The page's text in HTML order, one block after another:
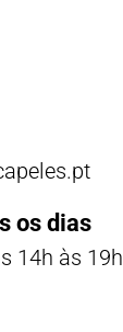
os dias
14h às 19h